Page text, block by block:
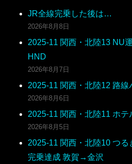
JR全線完乗した後は…
2026年8月8日
2025-11 関西・北陸13 NU
HND
2026年8月7日
2025-11 関西・北陸12 路線
2026年8月6日
2025-11 関西・北陸11 ホテ
2026年8月5日
2025-11 関西・北陸10 つ
完乗達成 敦賀→金沢